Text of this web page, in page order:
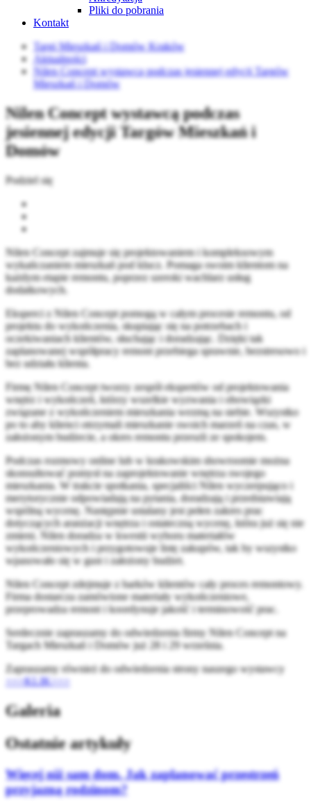
Pliki do pobrania
Kontakt
Targi Mieszkań i Domów Kraków
Aktualności
Nilen Concept wystawcą podczas jesiennej edycji Targów
Mieszkań i Domów
Nilen Concept wystawcą podczas
jesiennej edycji Targów Mieszkań i
Domów
Podziel się
Nilen Concept zajmuje się projektowaniem i kompleksowym
wykańczaniem mieszkań pod klucz. Pomaga swoim klientom na
każdym etapie remontu, poprzez szeroki wachlarz usług
dodatkowych.
Eksperci z Nilen Concept pomogą w całym procesie remontu, od
projektu do wykończenia, skupiając się na potrzebach i
oczekiwaniach klientów, słuchając i doradzając. Dzięki tak
zaplanowanej współpracy remont przebiega sprawnie, bezstresowo i
bez udziału klienta.
Firmę Nilen Concept tworzy zespół ekspertów od projektowania
wnętrz i wykończeń, którzy wszelkie wyzwania i obowiązki
związane z wykończeniem mieszkania wezmą na siebie. Wszystko
po to aby klienci otrzymali mieszkanie swoich marzeń na czas, w
założonym budżecie, a okres remontu przeszli ze spokojem.
Podczas rozmowy online lub w krakowskim showroomie można
skonsultować pomysł na zaprojektowanie wnętrza swojego
mieszkania. W trakcie spotkania, specjaliści Nilen wyczerpująco i
merytorycznie odpowiadają na pytania, doradzają i przedstawiają
wspólną wycenę. Następnie ustalany jest pełen zakres prac
dotyczących aranżacji wnętrza i ostateczną wycenę, która już się nie
zmieni. Nilen doradza w kwestii wyboru materiałów
wykończeniowych i przygotowuje listę zakupów, tak by wszystko
wpasowało się w gust i założony budżet.
Nilen Concept zdejmuje z barków klientów cały proces remontowy.
Firma dostarcza zamówione materiały wykończeniowe,
przeprowadza remont i koordynuje jakość i terminowość prac.
Serdecznie zapraszamy do odwiedzenia firmy Nilen Concept na
Targach Mieszkań i Domów już 28 i 29 września.
Zapraszamy również do odwiedzenia strony naszego wystawcy
>>>KLIK>>>
Galeria
Ostatnie artykuły
Więcej niż sam dom. Jak zaplanować przestrzeń
przyjazną rodzinom?